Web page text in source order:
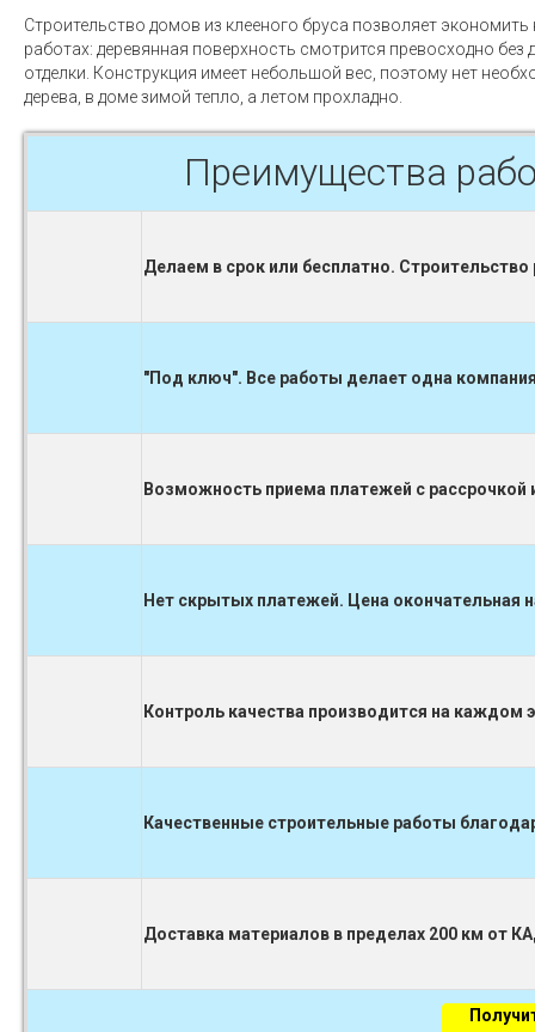
Строительство домов из клееного бруса позволяет экономить
работах: деревянная поверхность смотрится превосходно без
отделки. Конструкция имеет небольшой вес, поэтому нет
дерева, в доме зимой тепло, а летом прохладно.
Преимущества
Делаем в срок или бесплатно.
"Под ключ". Все работы делает одна
Возможность приема платежей с рассрочкой
Нет скрытых платежей. Цена окончательная
Контроль качества производится на
Качественные строительные работы
Доставка материалов в пределах 200 км от